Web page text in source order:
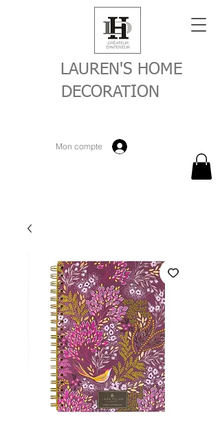
LAUREN'S HOME
DECORATION
Mon compte